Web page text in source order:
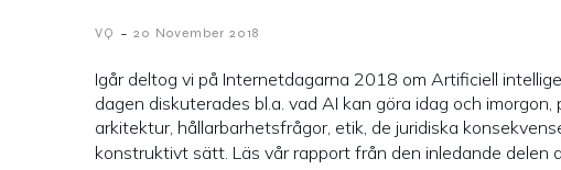
VQ - 20 November 2018
Igår deltog vi på Internetdagarna 2018 om Artificiell
dagen diskuterades bl.a. vad AI kan göra idag och
arkitektur, hållarbarhetsfrågor, etik, de juridiska
konstruktivt sätt. Läs vår rapport från den inledande delen